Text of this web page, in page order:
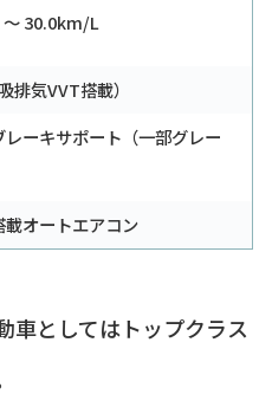
30.0km/L
排気VVT搭載）
レーキサポート（一部グレー
載オートエアコン
車としてはトップクラス